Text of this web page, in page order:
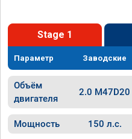
Stage 1
Параметр Заводские
Объём
двигателя
2.0 M47D20
Мощность 150 л.с.